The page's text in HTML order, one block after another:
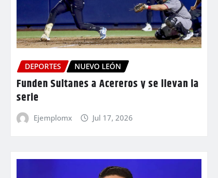
DEPORTES NUEVO LEÓN
Funden Sultanes a Acereros y se llevan la
serie
Ejemplomx Jul 17, 2026